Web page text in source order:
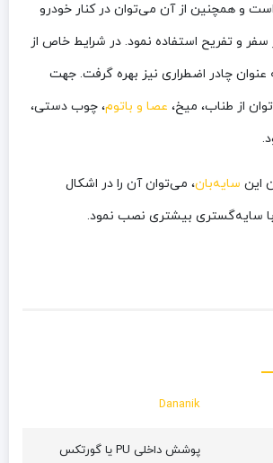
و همچنین از آن می‌توان در کنار خودرو
سفر و تفریح استفاده نمود. در شرایط خاص از
چادر اضطراری نیز بهره گرفت. جهت
از طناب، میخ، عصا و باتوم، چوب دستی،
سایه‌بان، می‌توان آن را در اشکال
سایه‌گستری بیشتری نصب نمود.
Dananik
پوشش داخلی PU یا گورتکس